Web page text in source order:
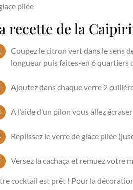
pilée
recette de la
Coupez le citron vert dans le sens
longueur puis faites-en 6 quartiers
Ajoutez dans chaque verre 2
A l’aide d’un pilon vous allez
Replissez le verre de glace pilée
Versez la cachaça et remuez votre
cocktail est prêt ! Pour la